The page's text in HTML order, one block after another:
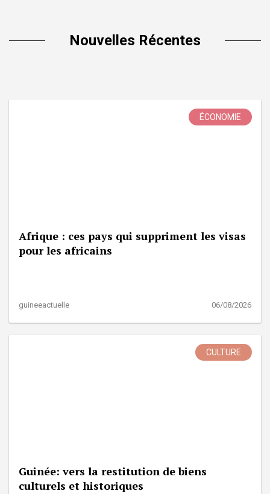
Nouvelles Récentes
ÉCONOMIE
Afrique : ces pays qui suppriment les visas
pour les africains
guineeactuelle 06/08/2026
CULTURE
Guinée: vers la restitution de biens
culturels et historiques